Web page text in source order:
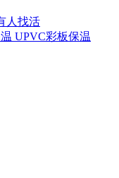
人找活
UPVC彩板保温